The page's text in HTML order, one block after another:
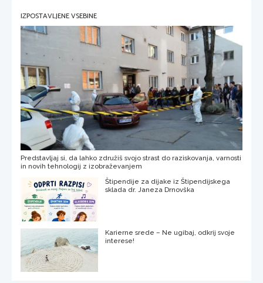
IZPOSTAVLJENE VSEBINE
Predstavljaj si, da lahko združiš svojo strast do raziskovanja, varnosti
in novih tehnologij z izobraževanjem
Štipendije za dijake iz Štipendijskega
sklada dr. Janeza Drnovška
Karierne srede – Ne ugibaj, odkrij svoje
interese!